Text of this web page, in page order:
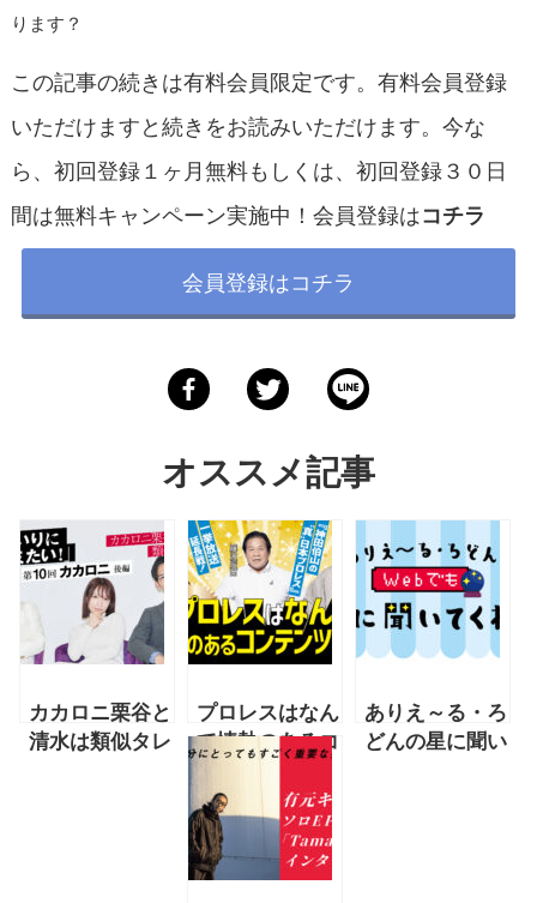
ります？
この記事の続きは有料会員限定です。有料会員登録
いただけますと続きをお読みいただけます。今な
ら、初回登録１ヶ月無料もしくは、初回登録３０日
間は無料キャンペーン実施中！会員登録はコチラ
会員登録はコチラ
オススメ記事
カカロニ栗谷と
清水は類似タレ
プロレスはなん
て情熱のあるコ
ンテンツなん
だ！【連載『神
田伯山の“真”日
本プロレス』一
挙放送・延長
ありえ～る・ろ
どんの星に聞い